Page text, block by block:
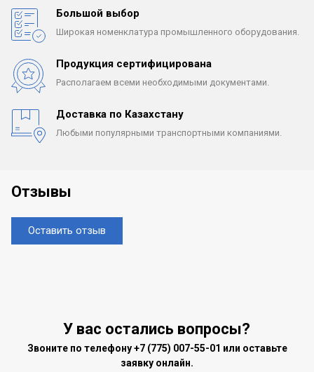
Большой выбор
Широкая номенклатура промышленного оборудования.
Продукция сертифицирована
Располагаем всеми необходимыми документами.
Доставка по Казахстану
Любыми популярными транспортными компаниями.
Отзывы
Оставить отзыв
У вас остались вопросы?
Звоните по телефону+7 (775) 007-55-01 или оставьте
заявку онлайн.